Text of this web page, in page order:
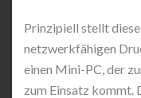
Prinzipiell stellt
netzwerkfähigen
einen Mini-PC, der
zum Einsatz kommt.